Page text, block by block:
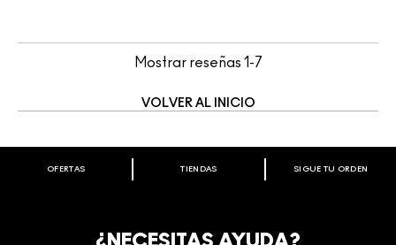
Mostrar reseñas 1-7
VOLVER AL INICIO
BIENVENIDO A M·A·C COSMETICS
REGÍSTRATE AHORA PARA RECIBIR INFORMACIÓN
OFERTAS TIENDAS SIGUE TU ORDEN